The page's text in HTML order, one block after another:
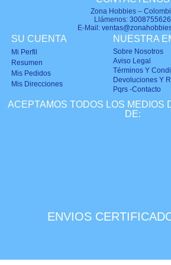
Zona Hobbies –
Llámenos: 3008755626
E-Mail:
SU CUENTA
Mi Perfil
Resumen
Mis Pedidos
Mis Direcciones
NUESTRA
Sobre Nosotros
Aviso Legal
Términos Y
Devoluciones Y
Pqrs -Contacto
ACEPTAMOS TODOS LOS MEDIOS
DE:
ENVIOS